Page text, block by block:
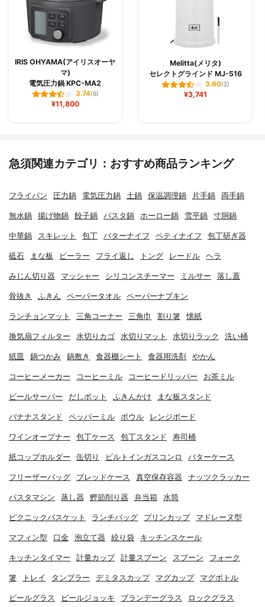
IRIS OHYAMA(アイリスオーヤ
マ)
電気圧力鍋 KPC-MA2
3.74(6)
¥11,800
Melitta(メリタ)
セレクトグラインド MJ-516
3.60(2)
¥3,741
急須関連カテゴリ：おすすめ商品ランキング
フライパン 圧力鍋 電気圧力鍋 土鍋 保温調理鍋 片手鍋 両手鍋
無水鍋 揚げ物鍋 餃子鍋 パスタ鍋 ホーロー鍋 雪平鍋 寸胴鍋
中華鍋 スキレット 包丁 バターナイフ ペティナイフ 包丁研ぎ器
砥石 まな板 ピーラー フライ返し トング レードル ヘラ
みじん切り器 マッシャー シリコンスチーマー ミルサー 落し蓋
骨抜き ふきん ペーパータオル ペーパーナプキン
ランチョンマット 三角コーナー 三角巾 割り箸 懐紙
換気扇フィルター 水切りカゴ 水切りマット 水切りラック 洗い桶
紙皿 鍋つかみ 鍋敷き 食器棚シート 食器用洗剤 やかん
コーヒーメーカー コーヒーミル コーヒードリッパー お茶ミル
ビールサーバー だしポット ふきんかけ まな板スタンド
バナナスタンド ペッパーミル ボウル レンジボード
ワインオープナー 包丁ケース 包丁スタンド 寿司桶
紙コップホルダー 缶切り ビルトインガスコンロ バターケース
フリーザーバッグ ブレッドケース 真空保存容器 ナッツクラッカー
パスタマシン 蒸し器 鰹節削り器 弁当箱 水筒
ピクニックバスケット ランチバッグ プリンカップ マドレーヌ型
マフィン型 口金 泡立て器 絞り袋 キッチンスケール
キッチンタイマー 計量カップ 計量スプーン スプーン フォーク
箸 トレイ タンブラー デミタスカップ マグカップ マグボトル
ビールグラス ビールジョッキ ブランデーグラス ロックグラス